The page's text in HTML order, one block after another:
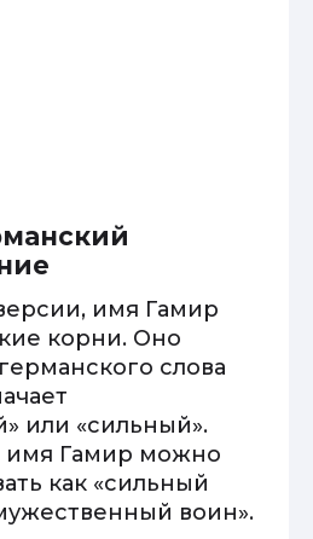
имя Гамир
корни. Оно
слова
или «сильный».
имя Гамир можно
как «сильный
воин».